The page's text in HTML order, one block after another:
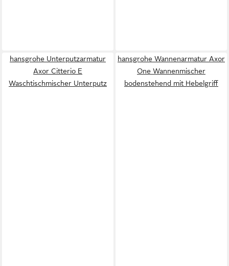
hansgrohe Unterputzarmatur
Axor Citterio E
Waschtischmischer Unterputz
hansgrohe Wannenarmatur Axor
One Wannenmischer
bodenstehend mit Hebelgriff